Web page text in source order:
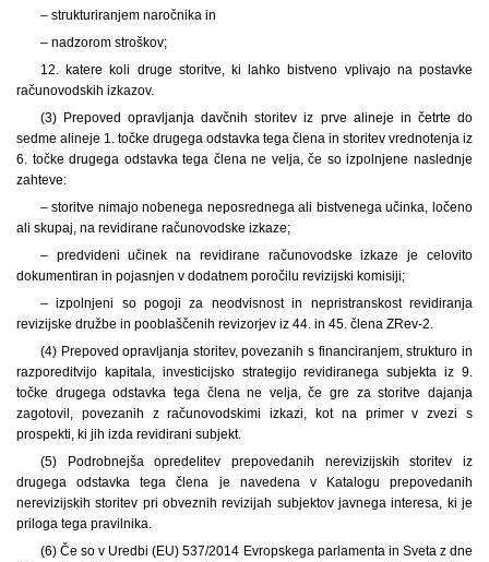
– strukturiranjem naročnika in
– nadzorom stroškov;
12. katere koli druge storitve, ki lahko bistveno vplivajo na postavke
računovodskih izkazov.
(3) Prepoved opravljanja davčnih storitev iz prve alineje in četrte do
sedme alineje 1. točke drugega odstavka tega člena in storitev vrednotenja iz
6. točke drugega odstavka tega člena ne velja, če so izpolnjene naslednje
zahteve:
– storitve nimajo nobenega neposrednega ali bistvenega učinka, ločeno
ali skupaj, na revidirane računovodske izkaze;
– predvideni učinek na revidirane računovodske izkaze je celovito
dokumentiran in pojasnjen v dodatnem poročilu revizijski komisiji;
– izpolnjeni so pogoji za neodvisnost in nepristranskost revidiranja
revizijske družbe in pooblaščenih revizorjev iz 44. in 45. člena ZRev-2.
(4) Prepoved opravljanja storitev, povezanih s financiranjem, strukturo in
razporeditvijo kapitala, investicijsko strategijo revidiranega subjekta iz 9.
točke drugega odstavka tega člena ne velja, če gre za storitve dajanja
zagotovil, povezanih z računovodskimi izkazi, kot na primer v zvezi s
prospekti, ki jih izda revidirani subjekt.
(5) Podrobnejša opredelitev prepovedanih nerevizijskih storitev iz
drugega odstavka tega člena je navedena v Katalogu prepovedanih
nerevizijskih storitev pri obveznih revizijah subjektov javnega interesa, ki je
priloga tega pravilnika.
(6) Če so v Uredbi (EU) 537/2014 Evropskega parlamenta in Sveta z dne